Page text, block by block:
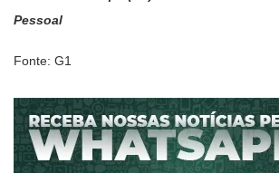
Pessoal
Fonte: G1